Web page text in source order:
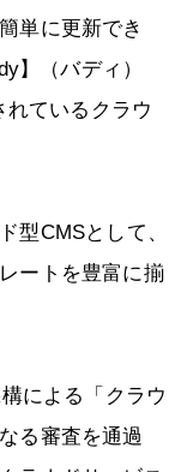
単に更新でき
】（バディ）
れているクラウ
型CMSとして、
ートを豊富に揃
による「クラウ
る審査を通過